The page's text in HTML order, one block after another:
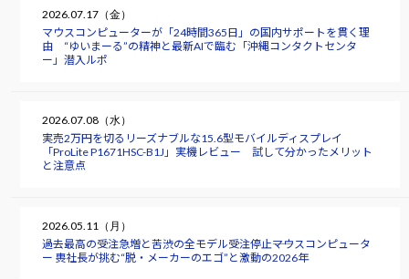
2026.07.17（金）
マウスコンピューターが「24時間365日」の国内サポートを貫く理
由 “ゆいまーる”の精神と最新AIで臨む「沖縄コンタクトセンタ
ー」潜入ルポ
2026.07.08（水）
実売2万円を切るリーズナブルな15.6型モバイルディスプレイ
「ProLite P1671HSC-B1J」実機レビュー 試して分かったメリット
と注意点
2026.05.11（月）
過去最高の受注急増と苦渋の全モデル受注停止――マウスコンピュータ
ー 軣社長が挑む“脱・メーカーのエゴ”と激動の2026年